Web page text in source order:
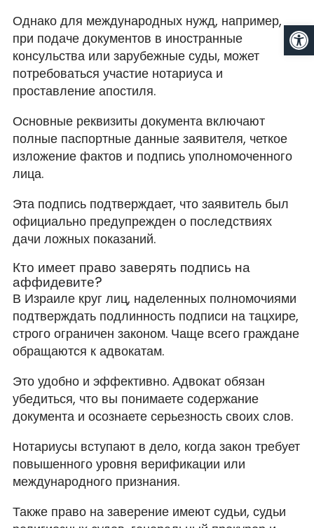
Однако для международных нужд, например,
при подаче документов в иностранные
консульства или зарубежные суды, может
потребоваться участие нотариуса и
проставление апостиля.
Основные реквизиты документа включают
полные паспортные данные заявителя, четкое
изложение фактов и подпись уполномоченного
лица.
Эта подпись подтверждает, что заявитель был
официально предупрежден о последствиях
дачи ложных показаний.
Кто имеет право заверять подпись на
аффидевите?
В Израиле круг лиц, наделенных полномочиями
подтверждать подлинность подписи на тацхире,
строго ограничен законом. Чаще всего граждане
обращаются к адвокатам.
Это удобно и эффективно. Адвокат обязан
убедиться, что вы понимаете содержание
документа и осознаете серьезность своих слов.
Нотариусы вступают в дело, когда закон требует
повышенного уровня верификации или
международного признания.
Также право на заверение имеют судьи, судьи